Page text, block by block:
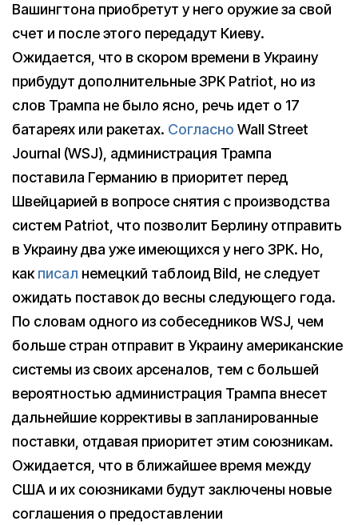
Вашингтона приобретут у него оружие за свой
счет и после этого передадут Киеву.
Ожидается, что в скором времени в Украину
прибудут дополнительные ЗРК Patriot, но из
слов Трампа не было ясно, речь идет о 17
батареях или ракетах. Согласно Wall Street
Journal (WSJ), администрация Трампа
поставила Германию в приоритет перед
Швейцарией в вопросе снятия с производства
систем Patriot, что позволит Берлину отправить
в Украину два уже имеющихся у него ЗРК. Но,
какписал немецкий таблоид Bild, не следует
ожидать поставок до весны следующего года.
По словам одного из собеседников WSJ, чем
больше стран отправит в Украину американские
системы из своих арсеналов, тем с большей
вероятностью администрация Трампа внесет
дальнейшие коррективы в запланированные
поставки, отдавая приоритет этим союзникам.
Ожидается, что в ближайшее время между
США и их союзниками будут заключены новые
соглашения о предоставлении